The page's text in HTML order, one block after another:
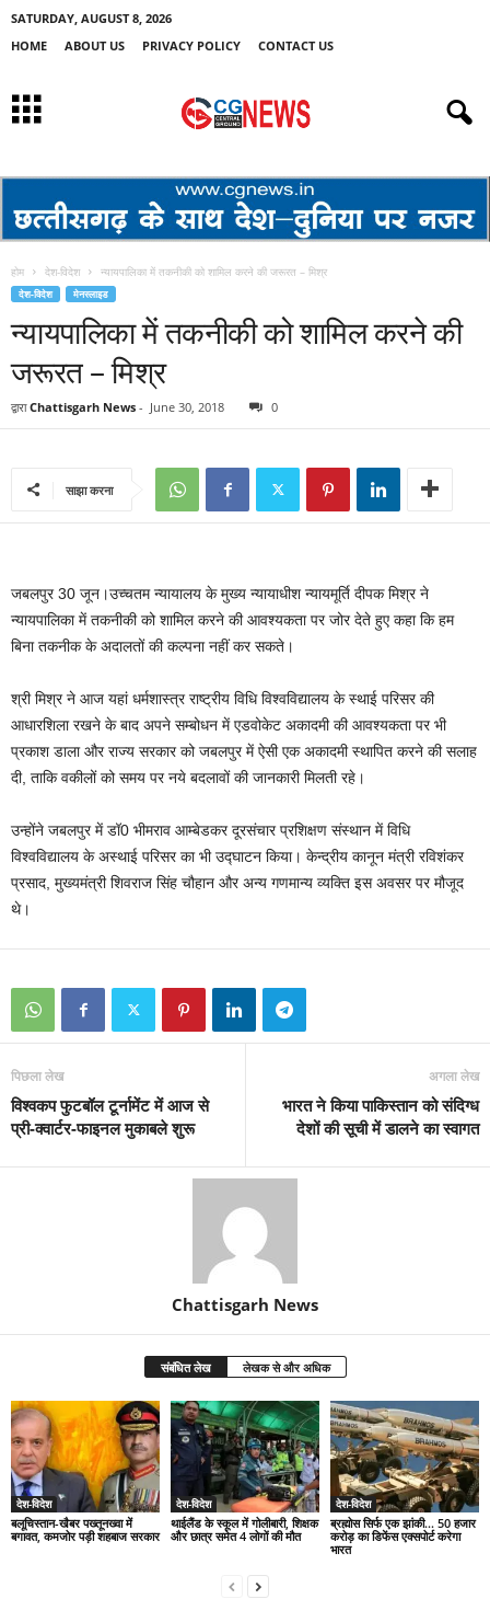
SATURDAY, AUGUST 8, 2026
HOME
ABOUT US PRIVACY POLICY CONTACT US
होम देश-विदेश न्यायपालिका में तकनीकी को शामिल करने की जरूरत – मिश्र
देश-विदेश मेनस्लाइड
न्यायपालिका में तकनीकी को शामिल करने की
जरूरत – मिश्र
द्वारा Chattisgarh News - June 30, 2018 0
साझा करना
जबलपुर 30 जून।उच्चतम न्यायालय के मुख्य न्यायाधीश न्यायमूर्ति दीपक मिश्र ने
न्यायपालिका में तकनीकी को शामिल करने की आवश्यकता पर जोर देते हुए कहा कि हम
बिना तकनीक के अदालतों की कल्पना नहीं कर सकते।
श्री मिश्र ने आज यहां धर्मशास्त्र राष्ट्रीय विधि विश्वविद्यालय के स्थाई परिसर की
आधारशिला रखने के बाद अपने सम्बोधन में एडवोकेट अकादमी की आवश्यकता पर भी
प्रकाश डाला और राज्य सरकार को जबलपुर में ऐसी एक अकादमी स्थापित करने की सलाह
दी, ताकि वकीलों को समय पर नये बदलावों की जानकारी मिलती रहे।
उन्होंने जबलपुर में डॉ0 भीमराव आम्बेडकर दूरसंचार प्रशिक्षण संस्थान में विधि
विश्वविद्यालय के अस्थाई परिसर का भी उद्घाटन किया। केन्द्रीय कानून मंत्री रविशंकर
प्रसाद, मुख्यमंत्री शिवराज सिंह चौहान और अन्य गणमान्य व्यक्ति इस अवसर पर मौजूद
थे।
पिछला लेख
विश्वकप फुटबॉल टूर्नामेंट में आज से
प्री-क्वार्टर-फाइनल मुकाबले शुरू
अगला लेख
भारत ने किया पाकिस्तान को संदिग्ध
देशों की सूची में डालने का स्वागत
Chattisgarh News
संबंधित लेख लेखक से और अधिक
देश-विदेश
बलूचिस्तान-खैबर पख्तूनख्वा में
बगावत, कमजोर पड़ी शहबाज सरकार
देश-विदेश
थाईलैंड के स्कूल में गोलीबारी, शिक्षक
और छात्र समेत 4 लोगों की मौत
देश-विदेश
ब्रह्मोस सिर्फ एक झांकी… 50 हजार
करोड़ का डिफेंस एक्सपोर्ट करेगा
भारत